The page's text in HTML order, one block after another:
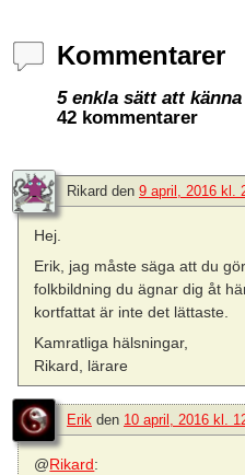
Kommentarer
5 enkla sätt att
42 kommentarer
Rikard den 9 april, 2016 kl.
Hej.
Erik, jag måste säga att du
folkbildning du ägnar dig åt
kortfattat är inte det lättaste.
Kamratliga hälsningar,
Rikard, lärare
Erik den 10 april, 2016 kl.
@Rikard: